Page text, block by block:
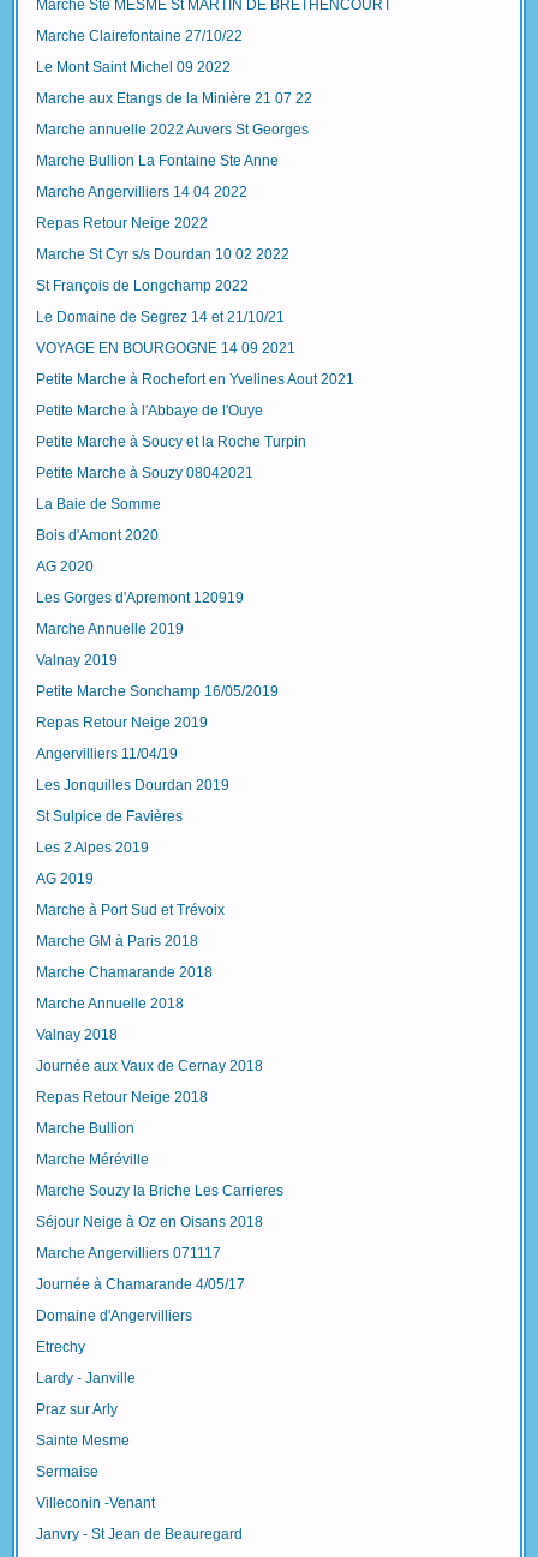
Marche Ste MESME St MARTIN DE BRETHENCOURT
Marche Clairefontaine 27/10/22
Le Mont Saint Michel 09 2022
Marche aux Etangs de la Minière 21 07 22
Marche annuelle 2022 Auvers St Georges
Marche Bullion La Fontaine Ste Anne
Marche Angervilliers 14 04 2022
Repas Retour Neige 2022
Marche St Cyr s/s Dourdan 10 02 2022
St François de Longchamp 2022
Le Domaine de Segrez 14 et 21/10/21
VOYAGE EN BOURGOGNE 14 09 2021
Petite Marche à Rochefort en Yvelines Aout 2021
Petite Marche à l'Abbaye de l'Ouye
Petite Marche à Soucy et la Roche Turpin
Petite Marche à Souzy 08042021
La Baie de Somme
Bois d'Amont 2020
AG 2020
Les Gorges d'Apremont 120919
Marche Annuelle 2019
Valnay 2019
Petite Marche Sonchamp 16/05/2019
Repas Retour Neige 2019
Angervilliers 11/04/19
Les Jonquilles Dourdan 2019
St Sulpice de Favières
Les 2 Alpes 2019
AG 2019
Marche à Port Sud et Trévoix
Marche GM à Paris 2018
Marche Chamarande 2018
Marche Annuelle 2018
Valnay 2018
Journée aux Vaux de Cernay 2018
Repas Retour Neige 2018
Marche Bullion
Marche Méréville
Marche Souzy la Briche Les Carrieres
Séjour Neige à Oz en Oisans 2018
Marche Angervilliers 071117
Journée à Chamarande 4/05/17
Domaine d'Angervilliers
Etrechy
Lardy - Janville
Praz sur Arly
Sainte Mesme
Sermaise
Villeconin -Venant
Janvry - St Jean de Beauregard